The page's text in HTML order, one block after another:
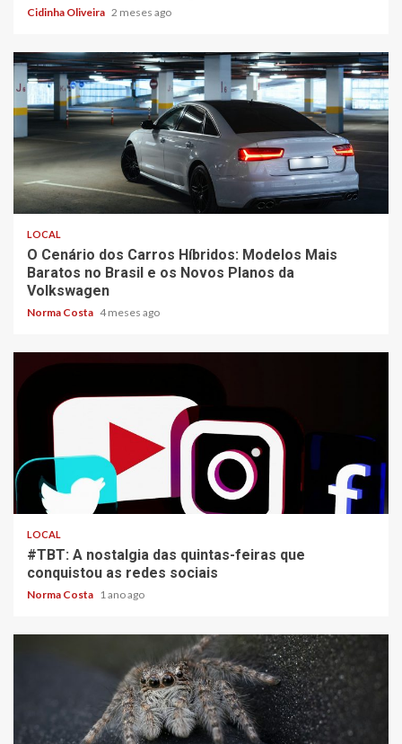
Cidinha Oliveira 2 meses ago
4 min read
LOCAL
O Cenário dos Carros Híbridos: Modelos Mais
Baratos no Brasil e os Novos Planos da
Volkswagen
Norma Costa 4 meses ago
2 min read
LOCAL
#TBT: A nostalgia das quintas-feiras que
conquistou as redes sociais
Norma Costa 1 ano ago